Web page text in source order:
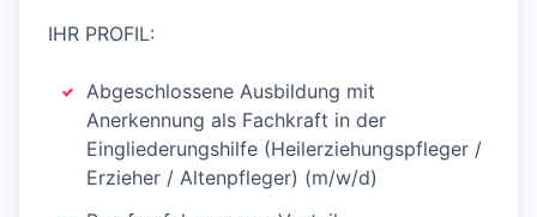
IHR PROFIL:
Abgeschlossene Ausbildung mit
Anerkennung als Fachkraft in der
Eingliederungshilfe (Heilerziehungspfleger /
Erzieher / Altenpfleger) (m/w/d)